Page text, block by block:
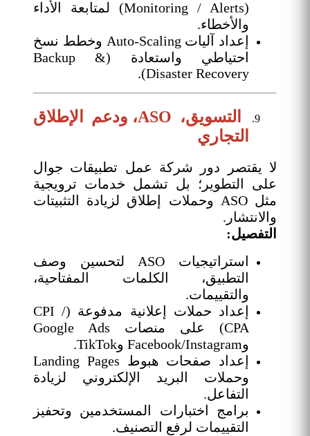
(Monitoring / Alerts) لمتابعة الأداء
والأخطاء.
إعداد آليات Auto-Scaling وخطط نسخ
احتياطي واستعادة (Backup &
Disaster Recovery).
التسويق، ASO، ودعم الإطلاق
التجاري
لا يقتصر دور شركة عمل تطبيقات جوال
على التطوير؛ بل تشمل خدمات ترويجية
مثل ASO وحملات إطلاق لزيادة التثبيتات
والانتشار.
التفصيل:
استراتيجيات ASO لتحسين وصف
التطبيق، الكلمات المفتاحية،
والتقييمات.
إعداد حملات إعلانية مدفوعة (CPI /
CPA) على منصات Google Ads
وFacebook/Instagram وTikTok.
إعداد صفحات هبوط Landing Pages
وحملات البريد الإلكتروني لزيادة
التفاعل.
برامج اختبارات المستخدمين وتحفيز
التقييمات لرفع التصنيف.